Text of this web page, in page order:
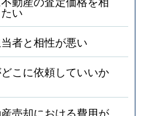
い
者と相性が悪い
こに依頼していいか
売却における費用が